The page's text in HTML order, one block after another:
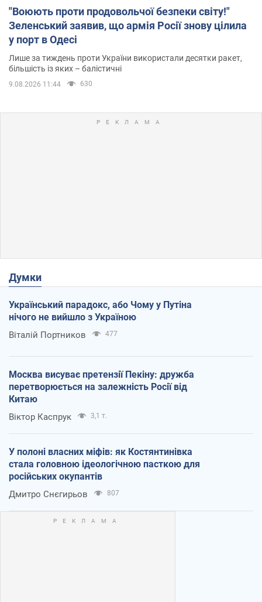
"Воюють проти продовольчої безпеки світу!"
Зеленський заявив, що армія Росії знову цілила
у порт в Одесі
Лише за тиждень проти України використали десятки ракет,
більшість із яких – балістичні
9.08.2026 11:44 630
Думки
Український парадокс, або Чому у Путіна
нічого не вийшло з Україною
Віталій Портников 477
Москва висуває претензії Пекіну: дружба
перетворюється на залежність Росії від
Китаю
Віктор Каспрук 3,1 т.
У полоні власних міфів: як Костянтинівка
стала головною ідеологічною пасткою для
російських окупантів
Дмитро Снєгирьов 807